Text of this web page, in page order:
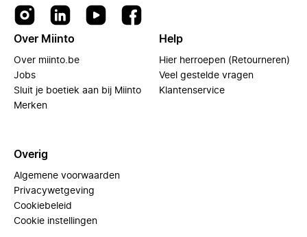
Over Miinto
Over miinto.be
Jobs
Sluit je boetiek aan bij Miinto
Merken
Help
Hier herroepen (Retourneren)
Veel gestelde vragen
Klantenservice
Overig
Algemene voorwaarden
Privacywetgeving
Cookiebeleid
Cookie instellingen